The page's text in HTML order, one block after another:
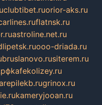
clubtibet.ruorior-aks.ru
flatnsk.ru
astroline.net.ru
ooo-driada.ru
bruslanovo.rusiterem.ru
kafekolizey.ru
grinox.ru
kameryjooan.ru